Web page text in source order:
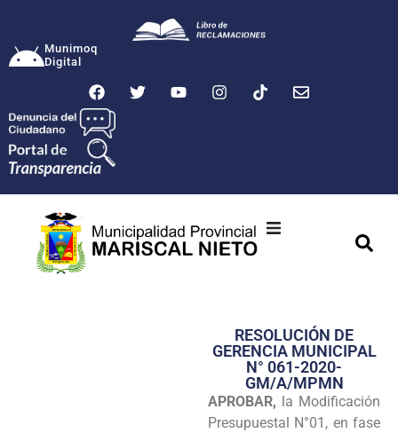
Munimoq
Digital
Transparencia
Seguridad
Programas
RESOLUCIÓN DE
GERENCIA MUNICIPAL
N° 061-2020-
GM/A/MPMN
APROBAR, la Modificación
Presupuestal N°01, en fase